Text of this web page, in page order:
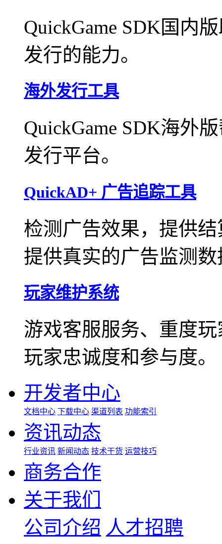
QuickGame SDK国内
发行的能力。
海外发行工具
QuickGame SDK海外
发行平台。
QuickAD+ 广告追踪工具
检测广告效果，提供
提供真实的广告监测数
玩家维护系统
游戏客服服务、重度
玩家忠诚度和参与度。
开发者中心
文档中心 下载中心 渠道列表 功能索引
资讯动态
行业资讯 新闻动态 技术干货 运营技巧
商务合作
关于我们
公司介绍 人才招聘